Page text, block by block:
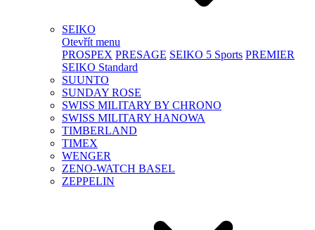
SEIKO
Otevřít menu
PROSPEX PRESAGE SEIKO 5 Sports PREMIER
SEIKO Standard
SUUNTO
SUNDAY ROSE
SWISS MILITARY BY CHRONO
SWISS MILITARY HANOWA
TIMBERLAND
TIMEX
WENGER
ZENO-WATCH BASEL
ZEPPELIN